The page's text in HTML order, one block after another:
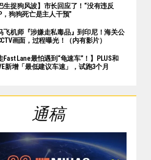
生捉狗风波】市长回应了！“没有违反
，狗狗死亡是主人干预”
飞机师『涉嫌走私毒品』到印尼！海关公
画面，过程曝光！（内有影片）
Fast Lane最怕遇到“龟速车”！】PLUS和
新增「最低建议车速」，试跑3个月
通稿